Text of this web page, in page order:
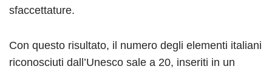
sfaccettature.
Con questo risultato, il numero degli elementi italiani
riconosciuti dall’Unesco sale a 20, inseriti in un